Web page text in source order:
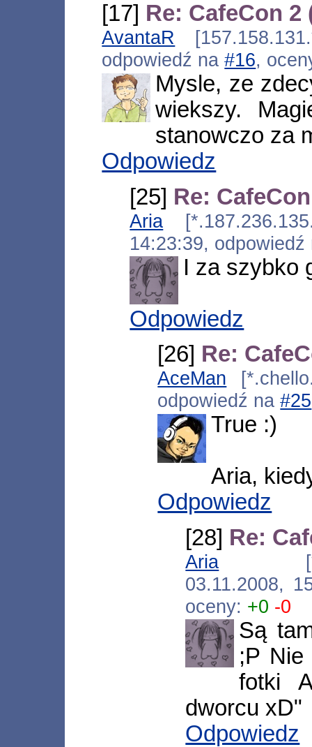
[17] Re: CafeCon 2
AvantaR
odpowiedź na#16,
Mysle, ze
wiekszy.
stanowczo za
Odpowiedz
[25] Re:
Aria
14:23:39,
I za szybko
Odpowiedz
[26] Re:
AceMan
odpowiedź na#25
True :)
Aria,
Odpowiedz
[28] Re:
Aria
03.11.2008,
oceny: +0 -0
Są
;P
fotki
dworcu xD"
Odpowiedz